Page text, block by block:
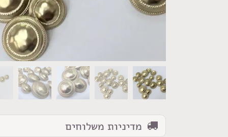
מדיניות משלוחים
כמות
של
כפתור